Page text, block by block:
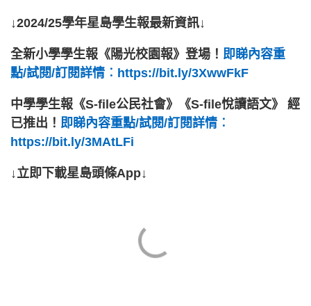
↓2024/25學年星島學生報最新資訊↓
全新小學學生報《陽光校園報》登場！ 即睇內容重
點/試閱/訂閱詳情︰https://bit.ly/3XwwFkF
中學學生報《S-file公民社會》《S-file悅讀語文》 經
已推出！ 即睇內容重點/試閱/訂閱詳情︰
https://bit.ly/3MAtLFi
↓立即下載星島頭條App↓